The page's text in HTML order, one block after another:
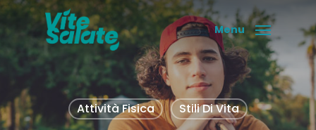
Skip
content
Menu
Attività Fisica Stili Di Vita